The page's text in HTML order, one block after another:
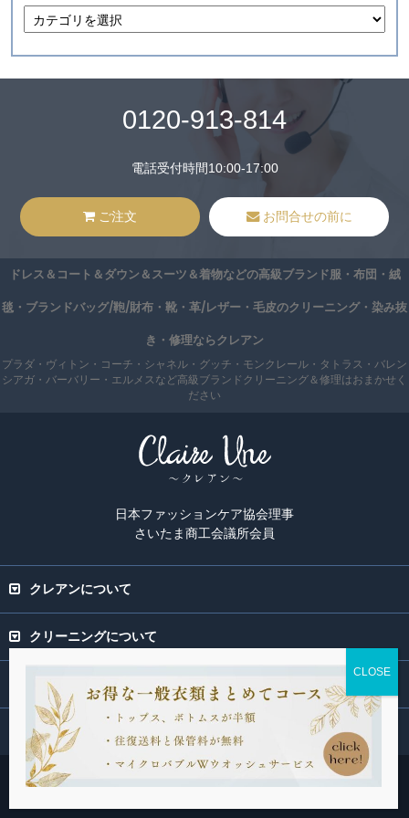
0120-913-814
電話受付時間10:00-17:00
ご注文 お問合せの前に
ドレス＆コート＆ダウン＆スーツ＆着物などの高級ブランド服・布団・絨
毯・ブランドバッグ/鞄/財布・靴・革/レザー・毛皮のクリーニング・染み抜
き・修理ならクレアン
プラダ・ヴィトン・コーチ・シャネル・グッチ・モンクレール・タトラス・バレン
シアガ・バーバリー・エルメスなど高級ブランドクリーニング＆修理はおまかせく
ださい
日本ファッションケア協会理事
さいたま商工会議所会員
クレアンについて
クリーニングについて
専門ページ
関連サービス
Copyright(C) 2015-2026 Claire Une. All rights Reserved.